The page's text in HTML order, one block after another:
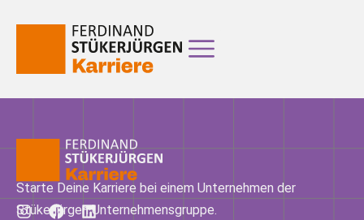
Starte Deine Karriere bei einem Unternehmen der
Stükerjürgen Unternehmensgruppe.